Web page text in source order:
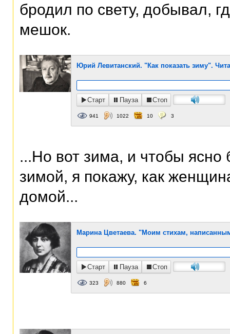
бродил по свету, добывал,
мешок.
Юрий Левитанский. "Как показать зиму".
Старт Пауза Стоп
941 1022 10 3
...Но вот зима, и чтобы ясно
зимой, я покажу, как
домой...
Марина Цветаева. "Моим стихам,
Старт Пауза Стоп
323 880 6